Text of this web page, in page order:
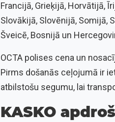
Francijā, Grieķijā, Horvātijā,
Slovākijā, Slovēnijā, Somijā,
Šveicē, Bosnijā un
OCTA polises cena un
Pirms došanās ceļojumā ir
atbilstošu segumu, lai
KASKO